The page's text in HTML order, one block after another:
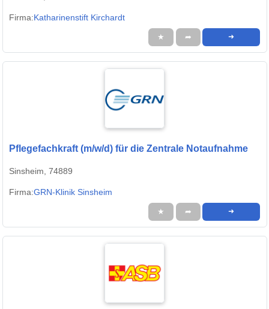
Firma:Katharinenstift Kirchardt
★ ➦ ➜
Pflegefachkraft (m/w/d) für die Zentrale Notaufnahme
Sinsheim, 74889
Firma:GRN-Klinik Sinsheim
★ ➦ ➜